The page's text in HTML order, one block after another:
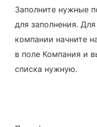
Заполните нужные
для заполнения.
компании начните
в поле Компания и
списка нужную.